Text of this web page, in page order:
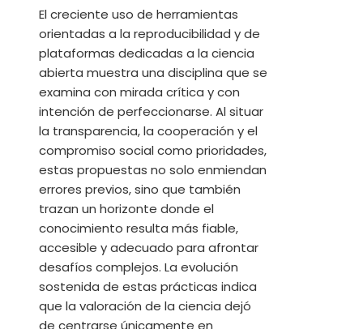
El creciente uso de herramientas
orientadas a la reproducibilidad y de
plataformas dedicadas a la ciencia
abierta muestra una disciplina que se
examina con mirada crítica y con
intención de perfeccionarse. Al situar
la transparencia, la cooperación y el
compromiso social como prioridades,
estas propuestas no solo enmiendan
errores previos, sino que también
trazan un horizonte donde el
conocimiento resulta más fiable,
accesible y adecuado para afrontar
desafíos complejos. La evolución
sostenida de estas prácticas indica
que la valoración de la ciencia dejó